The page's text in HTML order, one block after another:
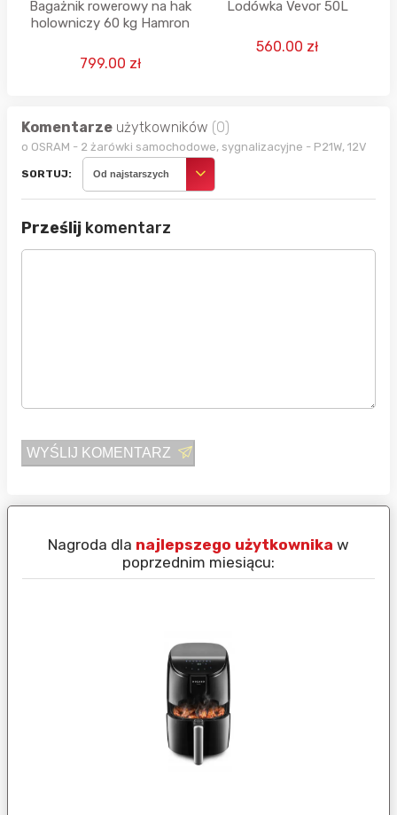
Bagażnik rowerowy na hak
holowniczy 60 kg Hamron
799.00 zł
Lodówka Vevor 50L
560.00 zł
Komentarze użytkowników (0)
o OSRAM - 2 żarówki samochodowe, sygnalizacyjne - P21W, 12V
SORTUJ: Od najstarszych
Prześlij komentarz
WYŚLIJ KOMENTARZ
Nagroda dla najlepszego użytkownika w
poprzednim miesiącu: